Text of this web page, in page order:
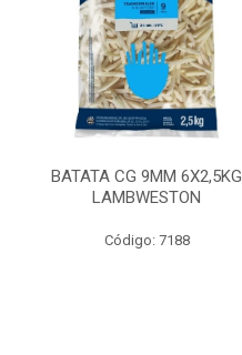
BATATA CG 9MM 6X2,5KG
LAMBWESTON
Código: 7188